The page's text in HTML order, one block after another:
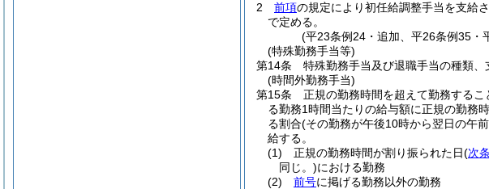
2
前項の規定により初任給調整手当を支給
で定める。
(平23条例24・追加、平26条例35・
(特殊勤務手当等)
第14条
特殊勤務手当及び退職手当の種類、
(時間外勤務手当)
第15条
正規の勤務時間を超えて勤務する
る勤務1時間当たりの給与額に正規の勤務
る割合(その勤務が午後10時から翌日の午
給する。
(1)
正規の勤務時間が割り振られた日(次条
同じ。)における勤務
(2)
前号に掲げる勤務以外の勤務